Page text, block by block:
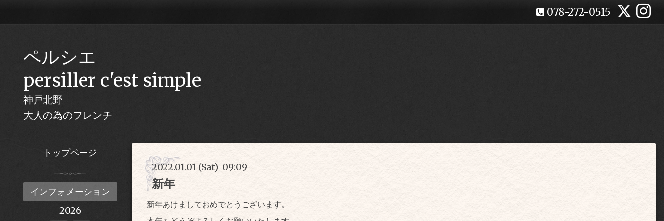
078-272-0515
ペルシエ
persiller c'est simple
神戸北野
大人の為のフレンチ
2022.01.01 (Sat) 09:09
新年
新年あけましておめでとうございます。
トップページ
インフォメーション
2026